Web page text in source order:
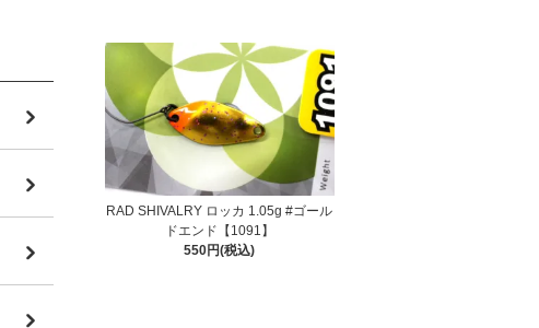
RAD SHIVALRY ロッカ 1.05g #ゴール
ドエンド【1091】
550円(税込)